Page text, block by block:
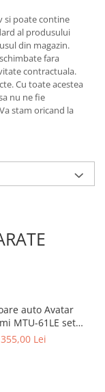
si poate contine
al produsului
din magazin.
fara
contractuala.
Cu toate acestea
nu ne fie
stam oricand la
auto Avatar
MTU-61LE set
165mm, 150W
355,00 Lei